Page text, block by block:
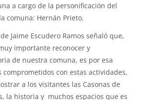
a cargo de la personificación del
comuna: Hernán Prieto.
Jaime Escudero Ramos señaló que,
importante reconocer y
de nuestra comuna, es por esa
comprometidos con estas actividades,
a los visitantes las Casonas de
la historia y muchos espacios que es